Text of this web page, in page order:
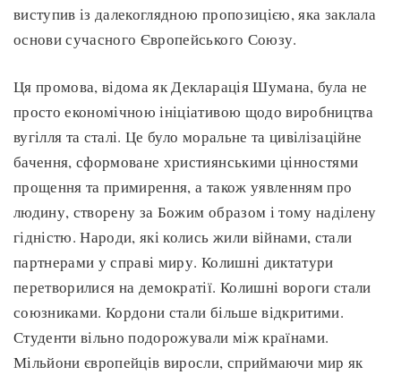
виступив із далекоглядною пропозицією, яка заклала
основи сучасного Європейського Союзу.
Ця промова, відома як Декларація Шумана, була не
просто економічною ініціативою щодо виробництва
вугілля та сталі. Це було моральне та цивілізаційне
бачення, сформоване християнськими цінностями
прощення та примирення, а також уявленням про
людину, створену за Божим образом і тому наділену
гідністю. Народи, які колись жили війнами, стали
партнерами у справі миру. Колишні диктатури
перетворилися на демократії. Колишні вороги стали
союзниками. Кордони стали більше відкритими.
Студенти вільно подорожували між країнами.
Мільйони європейців виросли, сприймаючи мир як